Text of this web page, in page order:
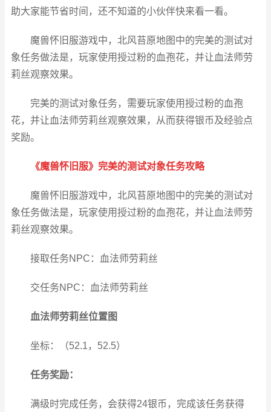
助大家能节省时间，还不知道的小伙伴快来看一看。
魔兽怀旧服游戏中，北风苔原地图中的完美的测试对
象任务做法是，玩家使用授过粉的血孢花，并让血法师劳
莉丝观察效果。
完美的测试对象任务，需要玩家使用授过粉的血孢
花，并让血法师劳莉丝观察效果，从而获得银币及经验点
奖励。
《魔兽怀旧服》完美的测试对象任务攻略
魔兽怀旧服游戏中，北风苔原地图中的完美的测试对
象任务做法是，玩家使用授过粉的血孢花，并让血法师劳
莉丝观察效果。
接取任务NPC：血法师劳莉丝
交任务NPC：血法师劳莉丝
血法师劳莉丝位置图
坐标：（52.1，52.5）
任务奖励：
满级时完成任务，会获得24银币，完成该任务获得